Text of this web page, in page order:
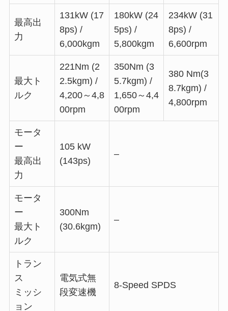
最高出
力
131kW (17
8ps) /
6,000kgm
180kW (24
5ps) /
5,800kgm
234kW (31
8ps) /
6,600rpm
最大ト
ルク
221Nm (2
2.5kgm) /
4,200～4,8
00rpm
350Nm (3
5.7kgm) /
1,650～4,4
00rpm
380 Nm(3
8.7kgm) /
4,800rpm
モータ
ー
最高出
力
105 kW
(143ps)
–
モータ
ー
最大ト
ルク
300Nm
(30.6kgm)
–
トラン
ス
ミッシ
ョン
電気式無
段変速機
8-Speed SPDS